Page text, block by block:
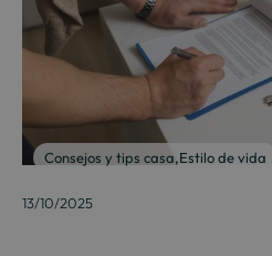
Consejos y tips casa,Estilo de vida
13/10/2025